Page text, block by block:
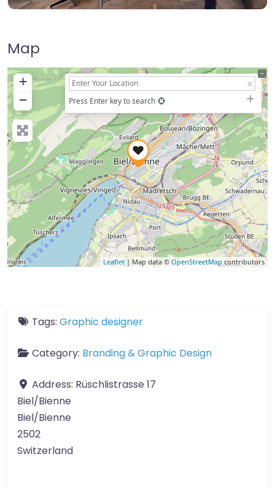
Map
+
−
Press Enter key to search
Leaflet | Map data © OpenStreetMapcontributors
Tags: Graphic designer
Category: Branding & Graphic Design
Address: Rüschlistrasse 17
Biel/Bienne
Biel/Bienne
2502
Switzerland